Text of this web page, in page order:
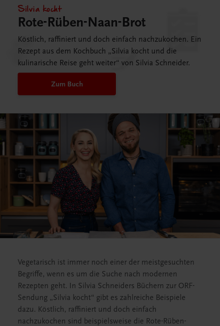
Silvia kocht
Rote-Rüben-Naan-Brot
Köstlich, raffiniert und doch einfach nachzukochen. Ein
Rezept aus dem Kochbuch „Silvia kocht und die
kulinarische Reise geht weiter“ von Silvia Schneider.
Zum Buch
Vegetarisch ist immer noch einer der meistgesuchten
Begriffe, wenn es um die Suche nach modernen
Rezepten geht. In Silvia Schneiders Büchern zur ORF-
Sendung „Silvia kocht“ gibt es zahlreiche Beispiele
dazu. Köstlich, raffiniert und doch einfach
nachzukochen sind beispielsweise die Rote-Rüben-